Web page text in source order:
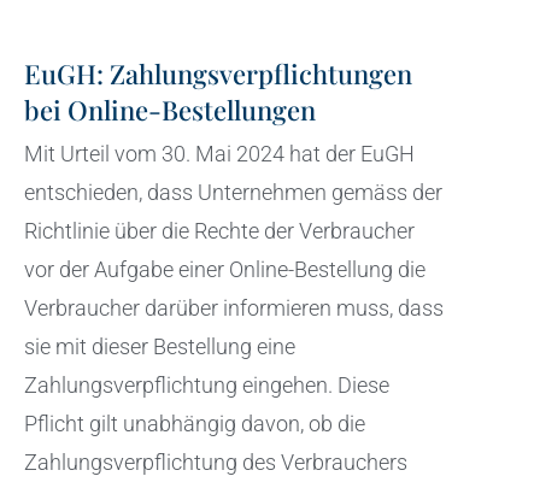
EuGH: Zahlungsverpflichtungen
bei Online-Bestellungen
Mit Urteil vom 30. Mai 2024 hat der EuGH
entschieden, dass Unternehmen gemäss der
Richtlinie über die Rechte der Verbraucher
vor der Aufgabe einer Online-Bestellung die
Verbraucher darüber informieren muss, dass
sie mit dieser Bestellung eine
Zahlungsverpflichtung eingehen. Diese
Pflicht gilt unabhängig davon, ob die
Zahlungsverpflichtung des Verbrauchers